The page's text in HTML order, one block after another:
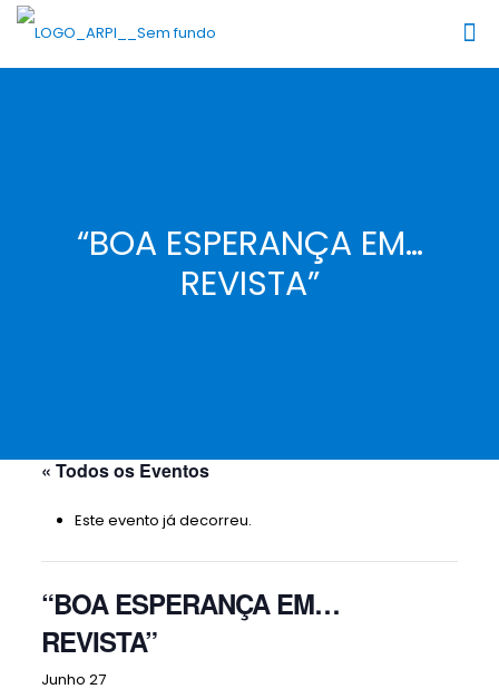
“BOA ESPERANÇA EM…
REVISTA”
« Todos os Eventos
Este evento já decorreu.
“BOA ESPERANÇA EM…
REVISTA”
Junho 27